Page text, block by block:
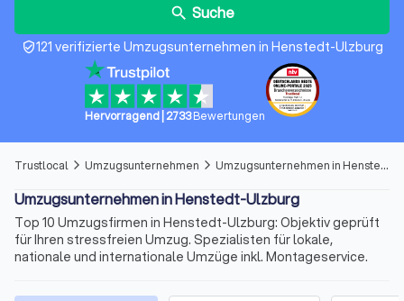
search Suche
verified_user121 verifizierte Umzugsunternehmen in Henstedt-Ulzburg
Hervorragend| 2733 Bewertungen
Trustlocal arrow_forward_ios Umzugsunternehmen arrow_forward_ios Umzugsunternehmen in Henstedt-Ulzburg
Umzugsunternehmen in Henstedt-Ulzburg
Top 10 Umzugsfirmen in Henstedt-Ulzburg: Objektiv geprüft
für Ihren stressfreien Umzug. Spezialisten für lokale,
nationale und internationale Umzüge inkl. Montageservice.